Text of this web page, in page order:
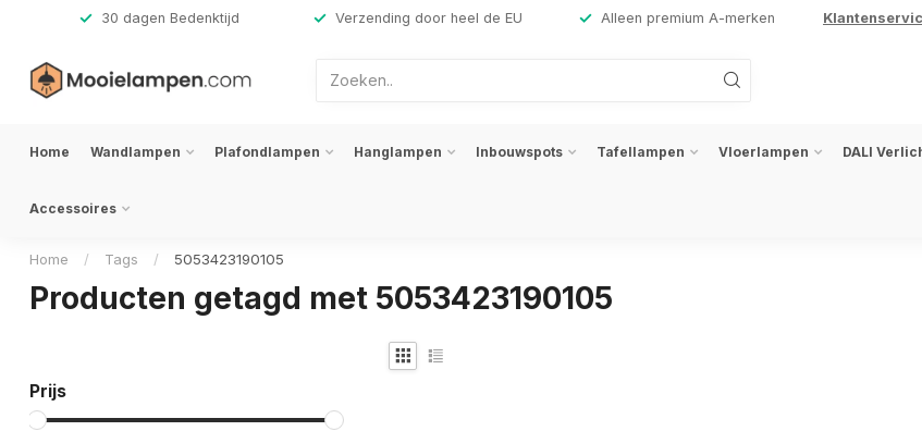
30 dagen Bedenktijd Verzending door heel de EU Alleen premium A-merken
Home Wandlampen Plafondlampen Hanglampen Inbouwspots Tafellampen Vloerlampen DALI
Accessoires
Home / Tags / 5053423190105
Producten getagd met 5053423190105
Prijs